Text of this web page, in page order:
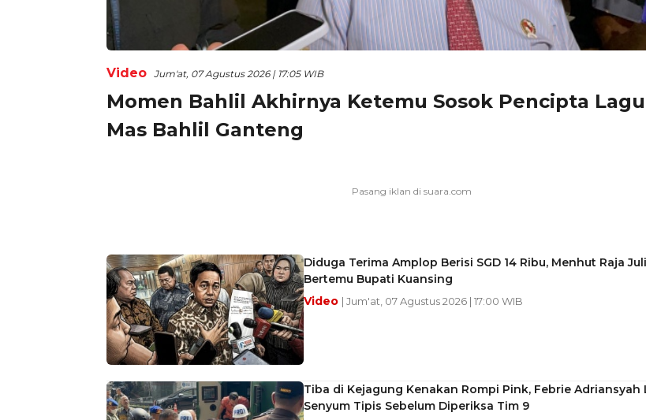
Video Jum'at, 07 Agustus 2026 | 17:05 WIB
Momen Bahlil Akhirnya Ketemu Sosok Pencipta Lagu
Mas Bahlil Ganteng
Diduga Terima Amplop Berisi SGD 14 Ribu, Menhut Raja
Bertemu Bupati Kuansing
Video | Jum'at, 07 Agustus 2026 | 17:00 WIB
Tiba di Kejagung Kenakan Rompi Pink, Febrie Adriansyah
Senyum Tipis Sebelum Diperiksa Tim 9